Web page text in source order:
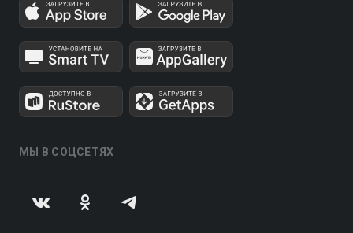
МЫ В СОЦСЕТЯХ